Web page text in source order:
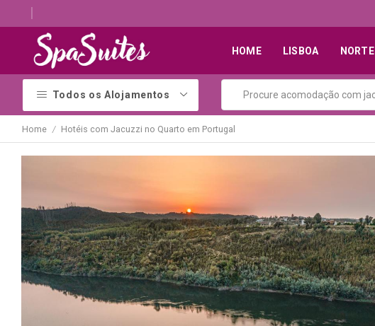
HOME LISBOA NORTE
Todos os Alojamentos
Home / Hotéis com Jacuzzi no Quarto em Portugal